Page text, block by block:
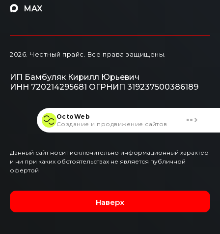
MAX
2026 . Честный прайс. Все права защищены.
ИП Бамбуляк Кирилл Юрьевич
ИНН 720214295681 ОГРНИП 319237500386189
Данный сайт носит исключительно информационный характер
и ни при каких обстоятельствах не является публичной
офертой
Наверх
OctoWeb
Создание и продвижение сайтов